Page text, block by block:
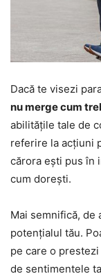
Dacă te visezi
nu merge cum
abilitățile tale de
referire la acțiuni
cărora ești pus în
cum dorești.
Mai semnifică, de
potențialul tău.
pe care o
de sentimentele